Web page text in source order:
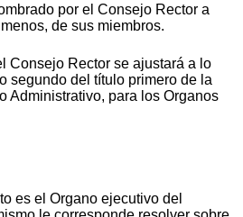
por el Consejo Rector a
de sus miembros.
Consejo Rector se ajustará a lo
segundo del título primero de la
Administrativo, para los Organos
es el Organo ejecutivo del